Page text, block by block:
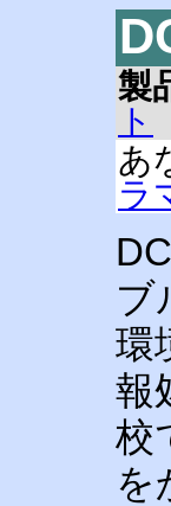
製
ト
あ
ラ
ブ
環
報
校
を